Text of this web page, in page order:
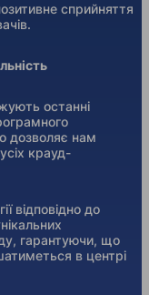
сприйняття
останні
дозволяє нам
крауд-
відповідно до
гарантуючи, що
в центрі